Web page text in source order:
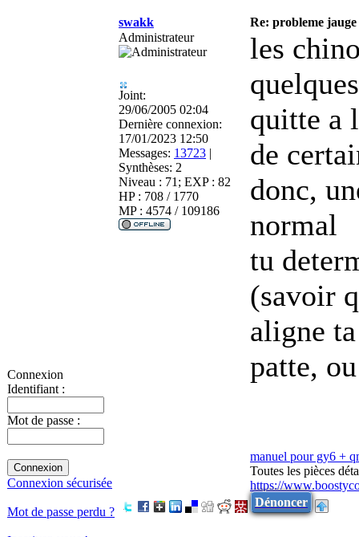
Connexion
Identifiant :
Mot de passe :
Connexion sécurisée
Mot de passe perdu ?
swakk
Re: probleme jauge
Administrateur
Joint:
29/06/2005 02:04
Dernière connexion:
17/01/2023 12:50
Messages: 13723 |
Synthèses: 2
Niveau : 71; EXP : 82
HP : 708 / 1770
MP : 4574 / 109186
les
quitte a
de
donc,
normal
tu
(savoir
aligne
patte,
manuel pour gy6 +
Toutes les pièces
https://
Dénoncer